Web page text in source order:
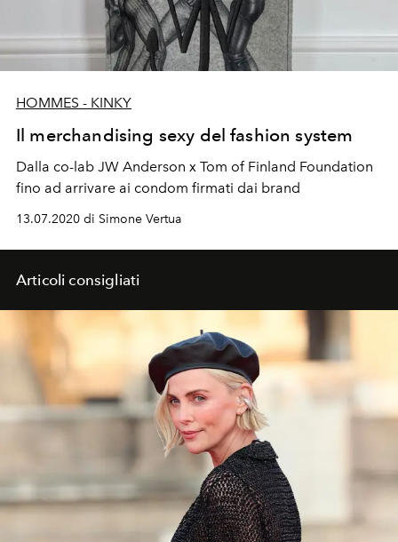
HOMMES - KINKY
Il merchandising sexy del fashion system
Dalla co-lab JW Anderson x Tom of Finland Foundation
fino ad arrivare ai condom firmati dai brand
13.07.2020 di Simone Vertua
Articoli consigliati